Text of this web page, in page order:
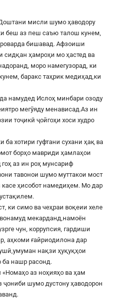
мисли шумо ҳаводору
беш аз пеш саъю талош кунем,
бишавад. Афзоиши
сидқан ҳамроҳи мо ҳастед ва
моро намегузорад, ки
баракс таҳрик медиҳад,ки
намудед Ислоҳ минбари озоду
мегӯяду менависад.Аз ин
тоҷикӣ ҷойгоҳи хоси худро
ба хотири гуфтани сухани ҳақ ва
борҳо мавриди ҳамлаҳои
аз ин роҳ мунсариф
тавонои шумо муттакои мост
ҳисобот намедиҳем. Мо дар
ки симо ва чеҳраи воқеии хеле
вонамуд мекарданд,намоён
чун, коррупсия, гардиши
аҳкоми ғайриодилона дар
нақзи ҳуқуқҳои
нашр расонд.
аз ноҳияҳо ва ҳам
ҷониби шумо дустону ҳаводорон